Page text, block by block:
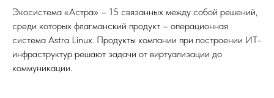
Экосистема «Астра» – 15 связанных между собой решений,
среди которых флагманский продукт – операционная
система Astra Linux. Продукты компании при построении ИТ-
инфраструктур решают задачи от виртуализации до
коммуникации.